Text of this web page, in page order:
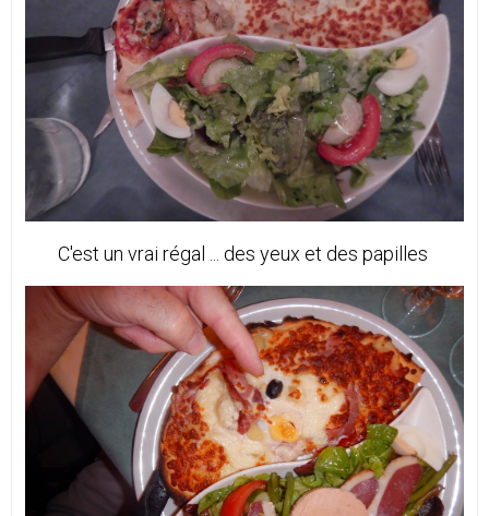
C'est un vrai régal ... des yeux et des papilles